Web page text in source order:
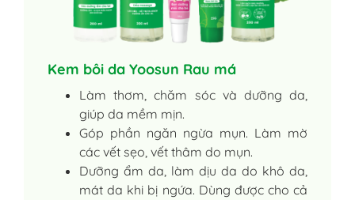
Kem bôi da Yoosun Rau má
Làm thơm, chăm sóc và dưỡng da,
giúp da mềm mịn.
Góp phần ngăn ngừa mụn. Làm mờ
các vết sẹo, vết thâm do mụn.
Dưỡng ẩm da, làm dịu da do khô da,
mát da khi bị ngứa. Dùng được cho cả